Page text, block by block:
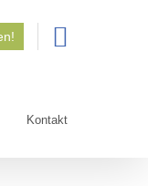
Kontakt